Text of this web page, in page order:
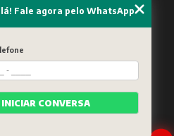
Home
Nós
Serviços
Contato
um orçamento
Fale agora pelo WhatsApp
INICIAR CONVERSA